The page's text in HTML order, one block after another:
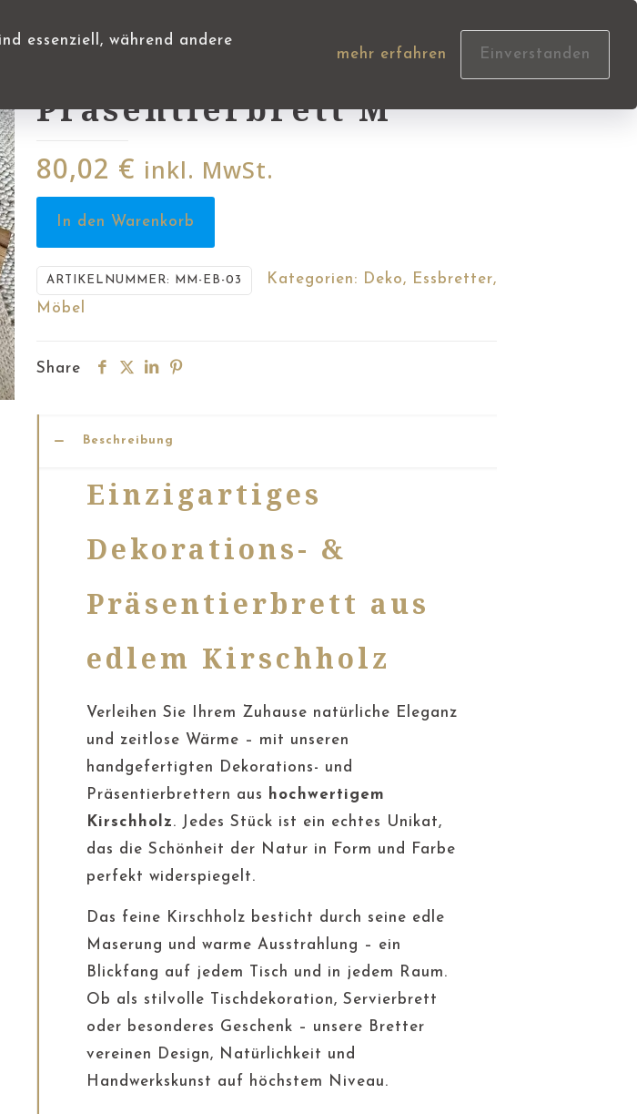
Präsentierbrett M
80,02 € inkl. MwSt.
In den Warenkorb
ARTIKELNUMMER: MM-EB-03 Kategorien: Deko, Essbretter,
Möbel
Share
Beschreibung
Einzigartiges
Dekorations- &
Präsentierbrett aus
edlem Kirschholz
Verleihen Sie Ihrem Zuhause natürliche Eleganz
und zeitlose Wärme – mit unseren
handgefertigten Dekorations- und
Präsentierbrettern aus
hochwertigem
Kirschholz. Jedes Stück ist ein echtes Unikat,
das die Schönheit der Natur in Form und Farbe
perfekt widerspiegelt.
Das feine Kirschholz besticht durch seine edle
Maserung und warme Ausstrahlung – ein
Blickfang auf jedem Tisch und in jedem Raum.
Ob als stilvolle Tischdekoration, Servierbrett
oder besonderes Geschenk – unsere Bretter
vereinen Design, Natürlichkeit und
Handwerkskunst auf höchstem Niveau.
essenziell, während andere
mehr erfahren Einverstanden